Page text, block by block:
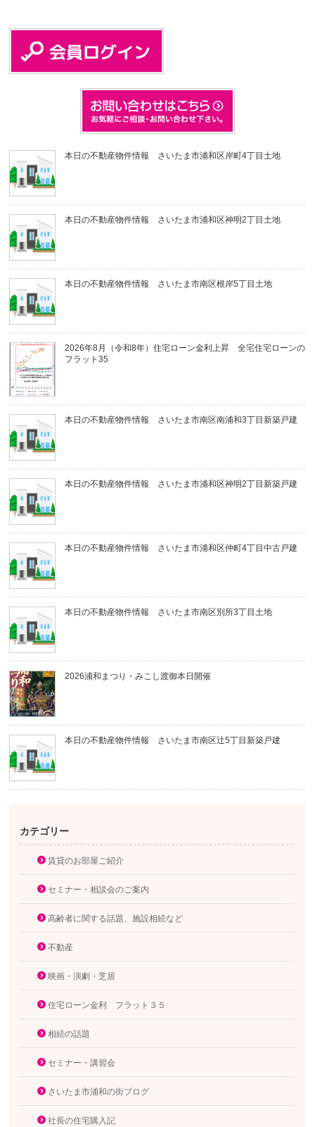
本日の不動産物件情報 さいたま市浦和区岸町4丁目土地
本日の不動産物件情報 さいたま市浦和区神明2丁目土地
本日の不動産物件情報 さいたま市南区根岸5丁目土地
2026年8月（令和8年）住宅ローン金利上昇 全宅住宅ローンの
フラット35
本日の不動産物件情報 さいたま市南区南浦和3丁目新築戸建
本日の不動産物件情報 さいたま市浦和区神明2丁目新築戸建
本日の不動産物件情報 さいたま市浦和区仲町4丁目中古戸建
本日の不動産物件情報 さいたま市南区別所3丁目土地
2026浦和まつり・みこし渡御本日開催
本日の不動産物件情報 さいたま市南区辻5丁目新築戸建
カテゴリー
賃貸のお部屋ご紹介
セミナー・相談会のご案内
高齢者に関する話題、施設相続など
不動産
映画・演劇・芝居
住宅ローン金利 フラット３５
相続の話題
セミナー・講習会
さいたま市浦和の街ブログ
社長の住宅購入記